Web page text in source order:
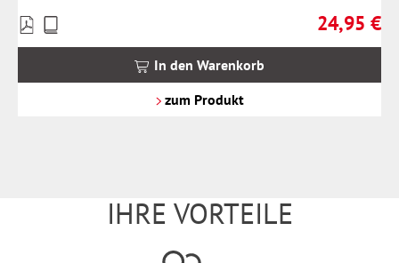
Regulärer
24,95 €
Preise
inkl.
In den Warenkorb
zum Produkt
IHRE VORTEILE